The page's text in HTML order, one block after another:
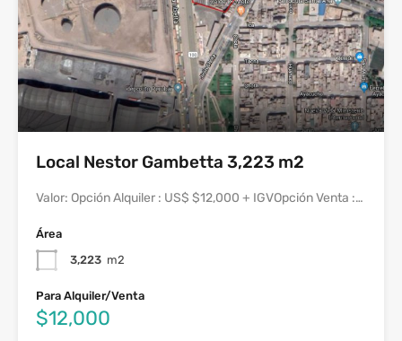
Local Nestor Gambetta 3,223 m2
Valor: Opción Alquiler : US$ $12,000 + IGVOpción Venta :…
Área
3,223 m2
Para Alquiler/Venta
$12,000